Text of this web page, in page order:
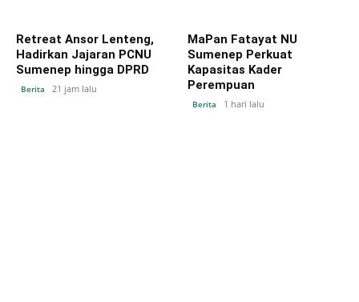
Retreat Ansor Lenteng,
Hadirkan Jajaran PCNU
Sumenep hingga DPRD
Berita 21 jam lalu
MaPan Fatayat NU
Sumenep Perkuat
Kapasitas Kader
Perempuan
Berita 1 hari lalu